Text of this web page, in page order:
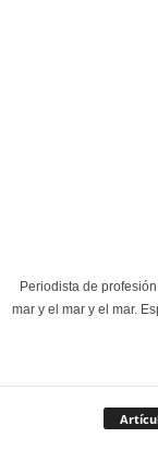
Periodista de
mar y el mar y el mar.